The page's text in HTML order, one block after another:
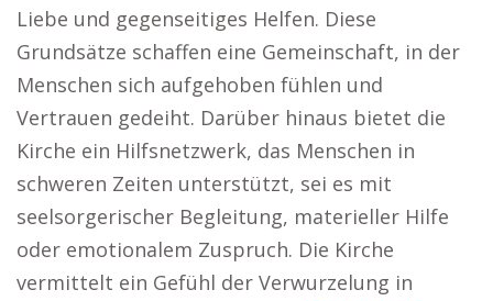
Liebe und gegenseitiges Helfen. Diese
Grundsätze schaffen eine Gemeinschaft, in der
Menschen sich aufgehoben fühlen und
Vertrauen gedeiht. Darüber hinaus bietet die
Kirche ein Hilfsnetzwerk, das Menschen in
schweren Zeiten unterstützt, sei es mit
seelsorgerischer Begleitung, materieller Hilfe
oder emotionalem Zuspruch. Die Kirche
vermittelt ein Gefühl der Verwurzelung in